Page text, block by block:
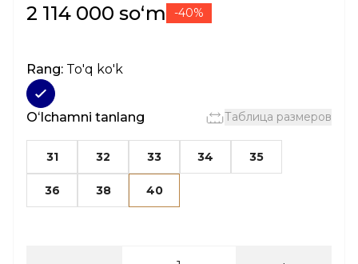
2 114 000 soʻm -40%
Rang: To'q ko'k
Oʻlchamni tanlang Таблица размеров
31 32 33 34 35
36 38 40